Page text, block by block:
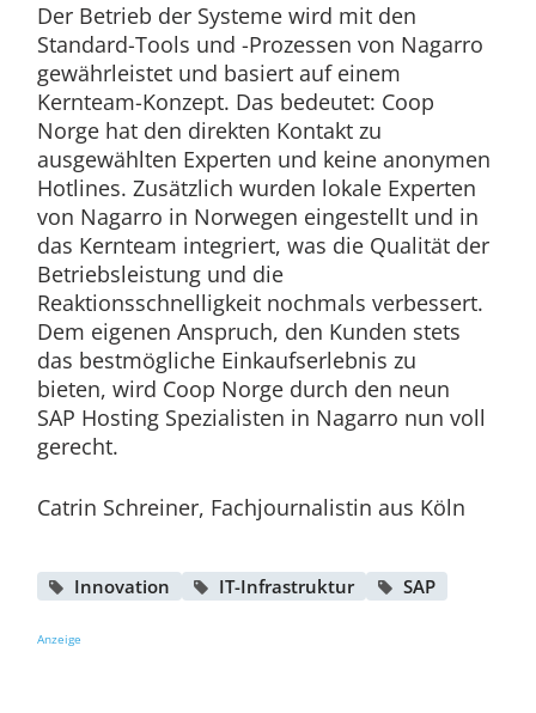
Der Betrieb der Systeme wird mit den
Standard-Tools und -Prozessen von Nagarro
gewährleistet und basiert auf einem
Kernteam-Konzept. Das bedeutet: Coop
Norge hat den direkten Kontakt zu
ausgewählten Experten und keine anonymen
Hotlines. Zusätzlich wurden lokale Experten
von Nagarro in Norwegen eingestellt und in
das Kernteam integriert, was die Qualität der
Betriebsleistung und die
Reaktionsschnelligkeit nochmals verbessert.
Dem eigenen Anspruch, den Kunden stets
das bestmögliche Einkaufserlebnis zu
bieten, wird Coop Norge durch den neun
SAP Hosting Spezialisten in Nagarro nun voll
gerecht.
Catrin Schreiner, Fachjournalistin aus Köln
Innovation IT-Infrastruktur SAP
Anzeige